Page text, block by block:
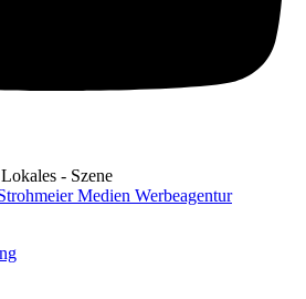
- Szene
Medien Werbeagentur